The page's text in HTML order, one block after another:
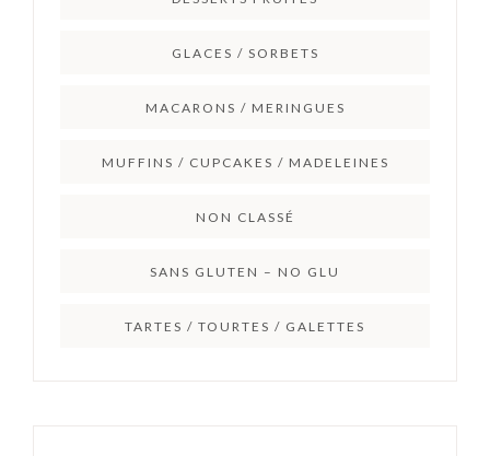
GLACES / SORBETS
MACARONS / MERINGUES
MUFFINS / CUPCAKES / MADELEINES
NON CLASSÉ
SANS GLUTEN – NO GLU
TARTES / TOURTES / GALETTES